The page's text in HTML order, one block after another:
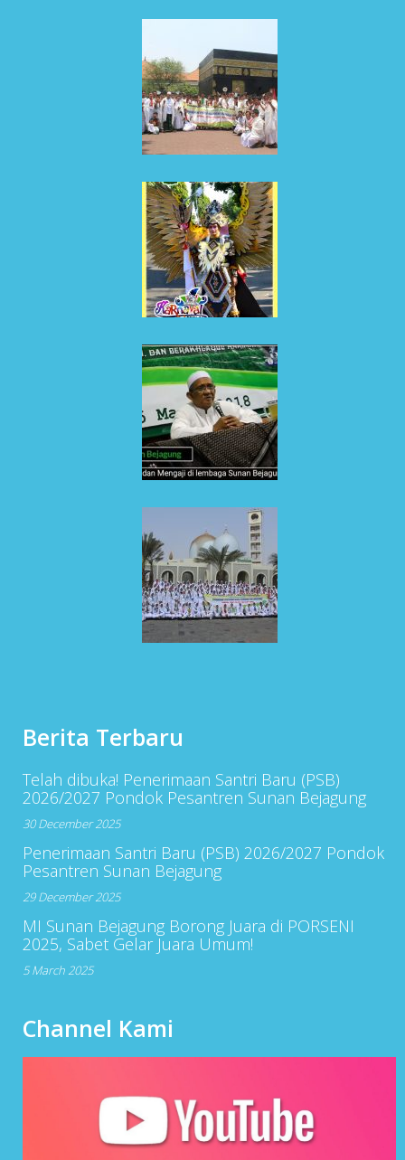
Berita Terbaru
Telah dibuka! Penerimaan Santri Baru (PSB)
2026/2027 Pondok Pesantren Sunan Bejagung
30 December 2025
Penerimaan Santri Baru (PSB) 2026/2027 Pondok
Pesantren Sunan Bejagung
29 December 2025
MI Sunan Bejagung Borong Juara di PORSENI
2025, Sabet Gelar Juara Umum!
5 March 2025
Channel Kami